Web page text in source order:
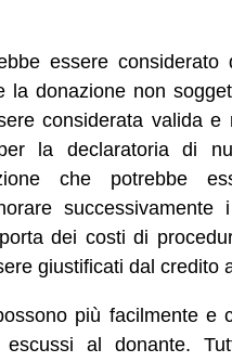
essere considerato
la donazione non
considerata valida e
la declaratoria di
che potrebbe
successivamente
dei costi di
giustificati dal credito
più facilmente e
escussi al donante.